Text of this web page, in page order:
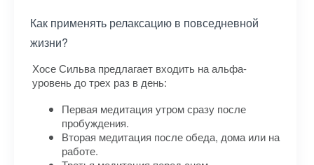
Как применять релаксацию в повседневной
жизни?
Хосе Сильва предлагает входить на альфа-
уровень до трех раз в день:
Первая медитация утром сразу после
пробуждения.
Вторая медитация после обеда, дома или на
работе.